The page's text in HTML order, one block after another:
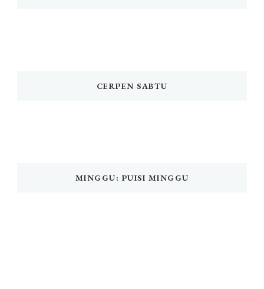
CERPEN SABTU
MINGGU: PUISI MINGGU